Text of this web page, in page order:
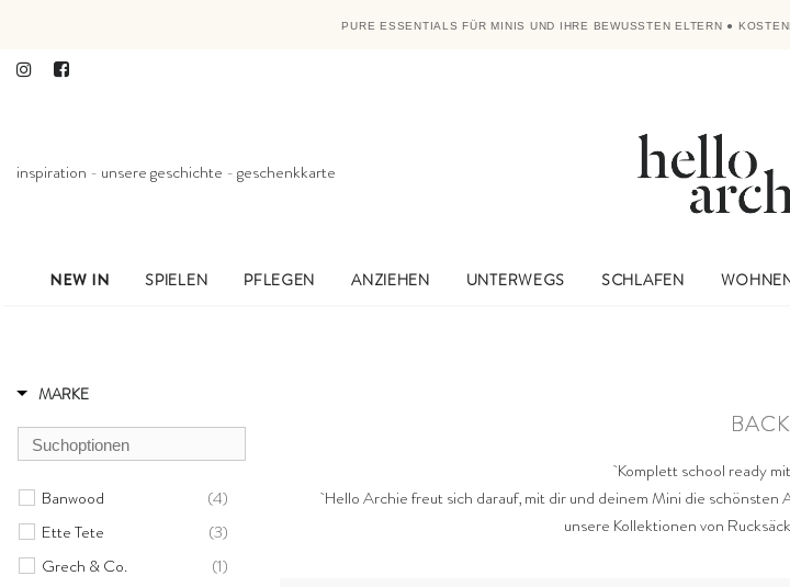
PURE ESSENTIALS FÜR MINIS UND IHRE BEWUSSTEN ELTERN ●
inspiration - unsere geschichte -geschenkkarte
NEW IN SPIELEN PFLEGEN ANZIEHEN UNTERWEGS SCHLAFEN
MARKE
Banwood
(4)
Ette Tete
(3)
Grech & Co.
(1)
Komplett school ready
Hello Archie freut sich darauf, mit dir und deinem Mini die schönsten
unsere Kollektionen von